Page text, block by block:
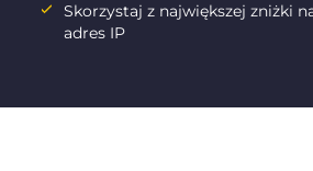
Skorzystaj z największej zniżki
adres IP